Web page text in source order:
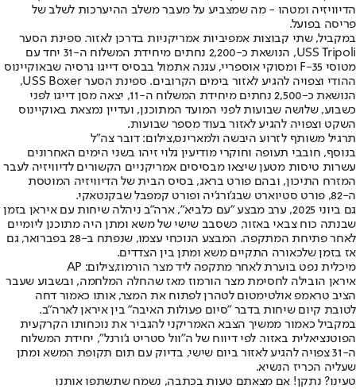
הדיוויזיה ומטהו - מה שמצביע על מעבר משלב ההיערכות לשלב של
פריסה בפועל.
במקביל, שתי קבוצות אמפיביות אמריקניות בדרכן לאזור. ספינת הסער
USS Tripoli, הנושאת כ-2,200 נחתים מיחידת המשלוח ה-31 יחד עם
מטוסי F-35 ומסוקי אוספריי, עגנה אתמול בבסיס דייגו גרסיה שבאוקיינוס
ההודי וצפויה להגיע לאזור בימים הקרובים. ספינת הסער USS Boxer,
הנושאת כ-2,500 נחתים מיחידת המשלוח ה-11, יצאה מסן דייגו לפני
כשבוע, שלושה שבועות לפני המועד המתוכנן, ועדיין נמצאת באוקיינוס
השקט וצפויה להגיע לאזור בעוד מספר שבועות.
תרגיל משותף לזרוע היבשה ולמארינס,צילום: דובר צה"ל
בנוסף, חובבי תעופה וחוקרי מודיעין גלוי זיהו בשני הימים האחרונים
עשרות טיסות מטען שיצאו מבסיסים אמריקניים הקשורים לדיוויזיה לעבר
המזרח התיכון, ובהם פורט בראג, בסיס הבית של הדיוויזיה המוטסת
ה-82, פורט סטיוארט שבג'ורג'יה ופורט קמפבל שבקנטאקי.
גם ביוני 2025, ערב מבצע "עם כלביא", ארה"ב ניהלה שיחות עם איראן בזמן
שבנתה כוח צבאי באזור, כשסבב שישי של משא ומתן היה מתוכנן ליומיים
לאחר פתיחת המתקפה. המבצע הנוכחי עצמו, שנפתח ב-28 בפברואר, גם
אז בזמן שלכאורה התקיים משא ומתן בין הצדדים.
מיכלית נפט בוערת לאחר מתקפה ליד מצר הורמוז,צילום: AP
איראן הובילה לחסימת מצר הורמוז מאז שהחלה המלחמה, ובשבוע שעבר
הציב טראמפ אולטימטום לטהרן לפתוח את המצר, אותו כאמור דחה
לטובת קיום שיחות בדבר "סיום פעולות האיבה" בין איראן לארה"ב.
במקביל כאמור ממשיך הצבא האמריקני להגביר את נוכחותו הקרקעית
הפוטנציאלית באזור. לפי דיווח של ה"וול סטריט ג'ורנל", יחידת המשלוח
ה-31 צפויה להגיע לאזור ביום שישי, בדיוק עם תום תקופת המשא ומתן
שעליה הכריז הנשיא.
טעינו? נתקן! אם מצאתם טעות בכתבה, נשמח שתשתפו אותנו